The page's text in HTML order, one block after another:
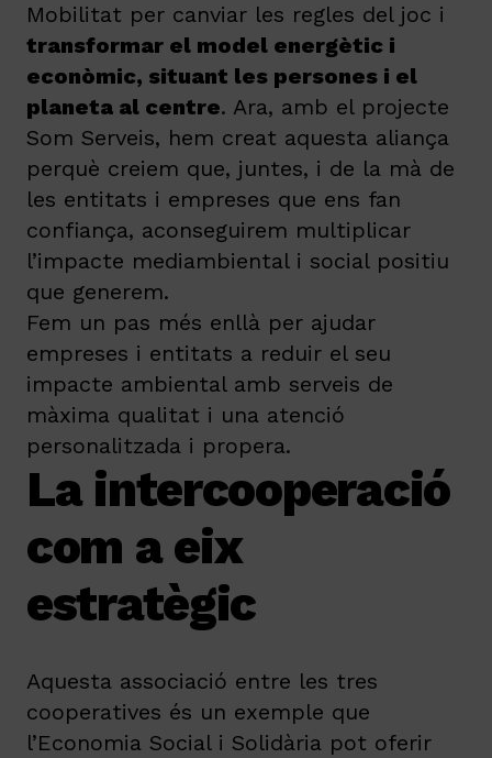
Mobilitat per canviar les regles del joc i
transformar el model energètic i
econòmic, situant les persones i el
planeta al centre. Ara, amb el projecte
Som Serveis, hem creat aquesta aliança
perquè creiem que, juntes, i de la mà de
les entitats i empreses que ens fan
confiança, aconseguirem multiplicar
l’impacte mediambiental i social positiu
que generem.
Fem un pas més enllà per ajudar
empreses i entitats a reduir el seu
impacte ambiental amb serveis de
màxima qualitat i una atenció
personalitzada i propera.
La intercooperació
com a eix
estratègic
Aquesta associació entre les tres
cooperatives és un exemple que
l’Economia Social i Solidària pot oferir